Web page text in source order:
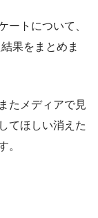
ートについて、
果をまとめま
たメディアで見
てほしい消えた
。